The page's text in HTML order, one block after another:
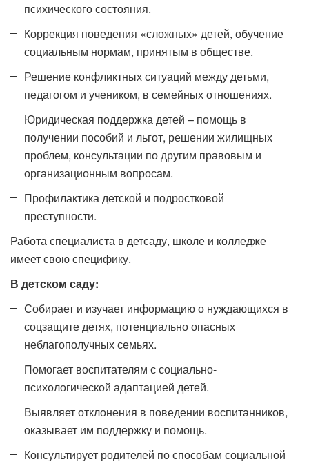
психического состояния.
Коррекция поведения «сложных» детей, обучение
социальным нормам, принятым в обществе.
Решение конфликтных ситуаций между детьми,
педагогом и учеником, в семейных отношениях.
Юридическая поддержка детей – помощь в
получении пособий и льгот, решении жилищных
проблем, консультации по другим правовым и
организационным вопросам.
Профилактика детской и подростковой
преступности.
Работа специалиста в детсаду, школе и колледже
имеет свою специфику.
В детском саду:
Собирает и изучает информацию о нуждающихся в
соцзащите детях, потенциально опасных
неблагополучных семьях.
Помогает воспитателям с социально-
психологической адаптацией детей.
Выявляет отклонения в поведении воспитанников,
оказывает им поддержку и помощь.
Консультирует родителей по способам социальной